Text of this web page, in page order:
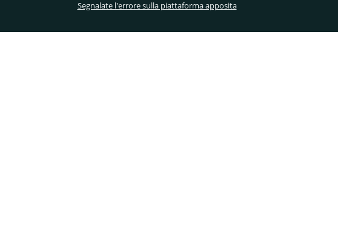
Segnalate l'errore sulla piattaforma apposita